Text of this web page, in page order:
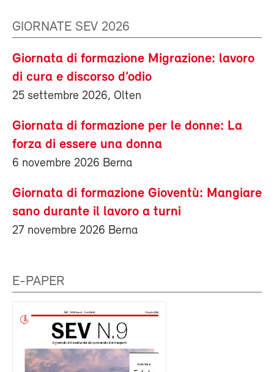
GIORNATE SEV 2026
Giornata di formazione Migrazione: lavoro
di cura e discorso d’odio
25 settembre 2026, Olten
Giornata di formazione per le donne: La
forza di essere una donna
6 novembre 2026 Berna
Giornata di formazione Gioventù: Mangiare
sano durante il lavoro a turni
27 novembre 2026 Berna
E-PAPER